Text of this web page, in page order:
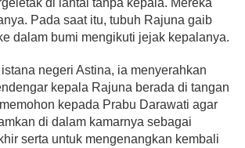
Pada saat itu, tubuh Rajuna gaib
dalam bumi mengikuti jejak kepalanya.
negeri Astina, ia menyerahkan
kepala Rajuna berada di tangan
kepada Prabu Darawati agar
di dalam kamarnya sebagai
serta untuk mengenangkan kembali